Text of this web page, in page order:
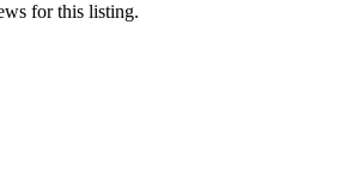
for this listing.